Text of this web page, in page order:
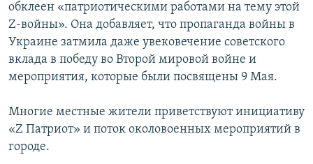
обклеен «патриотическими работами на тему этой
Z-войны». Она добавляет, что пропаганда войны в
Украине затмила даже увековечение советского
вклада в победу во Второй мировой войне и
мероприятия, которые были посвящены 9 Мая.
Многие местные жители приветствуют инициативу
«Z Патриот» и поток околовоенных мероприятий в
городе.